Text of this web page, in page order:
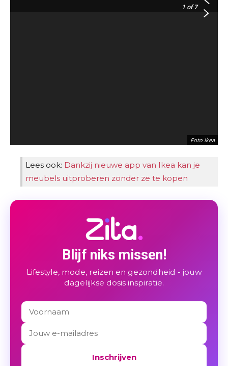
1 of 7
Foto Ikea
Foto Ikea
Lees ook: Dankzij nieuwe app van Ikea kan je
meubels uitproberen zonder ze te kopen
Blijf niks missen!
Lifestyle, mode, reizen en gezondheid - jouw
dagelijkse dosis inspiratie.
Inschrijven